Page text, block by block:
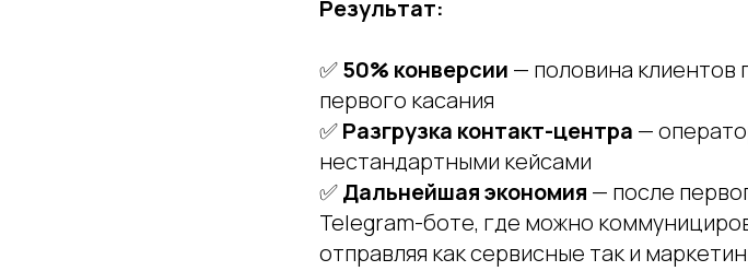
Результат:
✅50% конверсии — половина клиентов
первого касания
✅Разгрузка контакт-центра —
нестандартными кейсами
✅Дальнейшая экономия — после
Telegram-боте, где можно
отправляя как сервисные так и